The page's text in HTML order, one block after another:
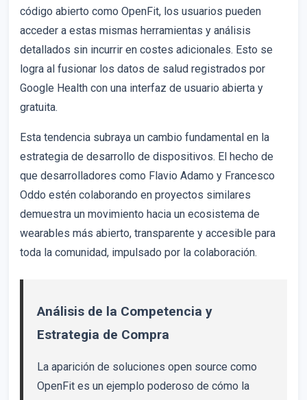
código abierto como OpenFit, los usuarios pueden
acceder a estas mismas herramientas y análisis
detallados sin incurrir en costes adicionales. Esto se
logra al fusionar los datos de salud registrados por
Google Health con una interfaz de usuario abierta y
gratuita.
Esta tendencia subraya un cambio fundamental en la
estrategia de desarrollo de dispositivos. El hecho de
que desarrolladores como Flavio Adamo y Francesco
Oddo estén colaborando en proyectos similares
demuestra un movimiento hacia un ecosistema de
wearables más abierto, transparente y accesible para
toda la comunidad, impulsado por la colaboración.
Análisis de la Competencia y
Estrategia de Compra
La aparición de soluciones open source como
OpenFit es un ejemplo poderoso de cómo la